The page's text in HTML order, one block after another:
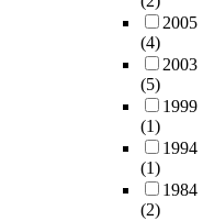
2005
(4)
2003
(5)
1999
(1)
1994
(1)
1984
(2)